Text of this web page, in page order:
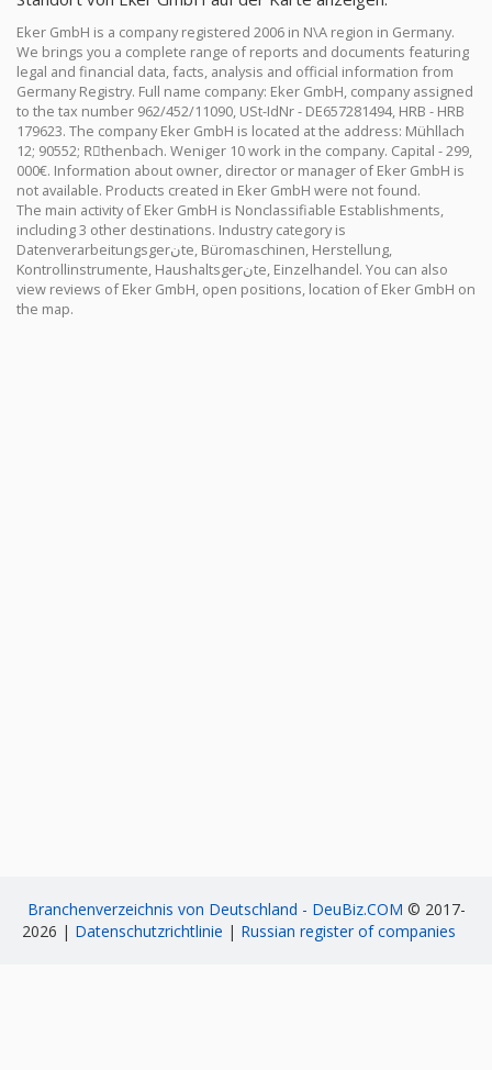
Eker GmbH is a company registered 2006 in N\A region in Germany.
We brings you a complete range of reports and documents featuring
legal and financial data, facts, analysis and official information from
Germany Registry. Full name company: Eker GmbH, company assigned
to the tax number 962/452/11090, USt-IdNr - DE657281494, HRB - HRB
179623. The company Eker GmbH is located at the address: Mühllach
12; 90552; Rِthenbach. Weniger 10 work in the company. Capital - 299,
000€. Information about owner, director or manager of Eker GmbH is
not available. Products created in Eker GmbH were not found.
The main activity of Eker GmbH is Nonclassifiable Establishments,
including 3 other destinations. Industry category is
Datenverarbeitungsgerنte, Büromaschinen, Herstellung,
Kontrollinstrumente, Haushaltsgerنte, Einzelhandel. You can also
view reviews of Eker GmbH, open positions, location of Eker GmbH on
the map.
Branchenverzeichnis von Deutschland - DeuBiz.COM © 2017-
2026 | Datenschutzrichtlinie | Russian register of companies